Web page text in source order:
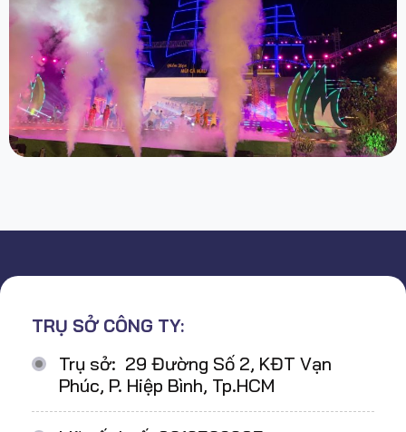
TRỤ SỞ CÔNG TY:
Trụ sở: 29 Đường Số 2, KĐT Vạn
Phúc, P. Hiệp Bình, Tp.HCM